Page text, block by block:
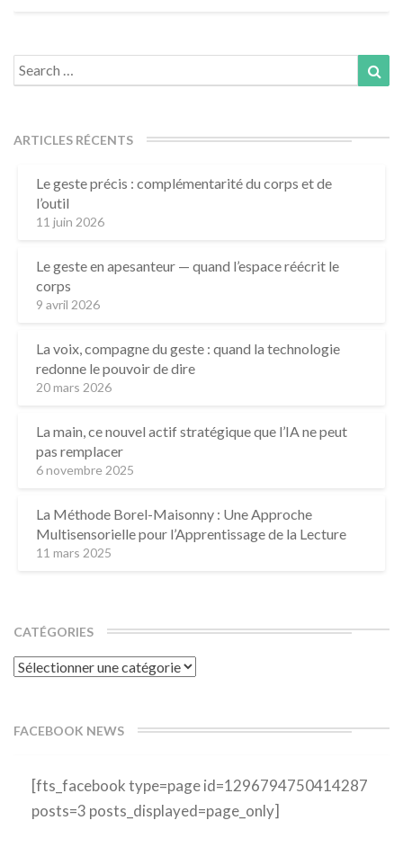
Search
for:
ARTICLES RÉCENTS
Le geste précis : complémentarité du corps et de
l’outil
11 juin 2026
Le geste en apesanteur — quand l’espace réécrit le
corps
9 avril 2026
La voix, compagne du geste : quand la technologie
redonne le pouvoir de dire
20 mars 2026
La main, ce nouvel actif stratégique que l’IA ne peut
pas remplacer
6 novembre 2025
La Méthode Borel-Maisonny : Une Approche
Multisensorielle pour l’Apprentissage de la Lecture
11 mars 2025
CATÉGORIES
Catégories
FACEBOOK NEWS
[fts_facebook type=page id=1296794750414287
posts=3 posts_displayed=page_only]